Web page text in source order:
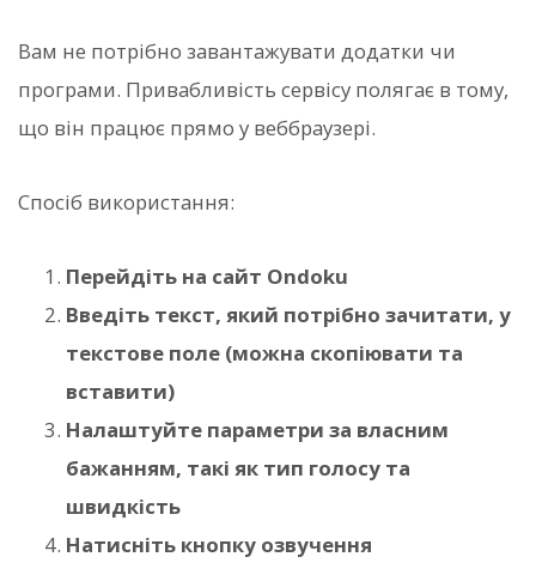
Вам не потрібно завантажувати додатки чи
програми. Привабливість сервісу полягає в тому,
що він працює прямо у веббраузері.
Спосіб використання:
Перейдіть на сайт Ondoku
Введіть текст, який потрібно зачитати, у
текстове поле (можна скопіювати та
вставити)
Налаштуйте параметри за власним
бажанням, такі як тип голосу та
швидкість
Натисніть кнопку озвучення